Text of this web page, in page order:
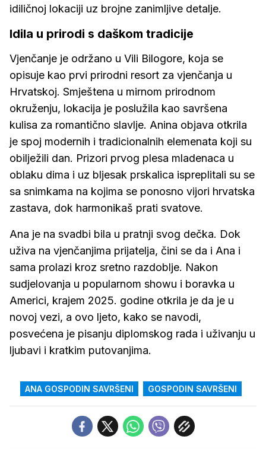
idiličnoj lokaciji uz brojne zanimljive detalje.
Idila u prirodi s daškom tradicije
Vjenčanje je održano u Vili Bilogore, koja se
opisuje kao prvi prirodni resort za vjenčanja u
Hrvatskoj. Smještena u mirnom prirodnom
okruženju, lokacija je poslužila kao savršena
kulisa za romantično slavlje. Anina objava otkrila
je spoj modernih i tradicionalnih elemenata koji su
obilježili dan. Prizori prvog plesa mladenaca u
oblaku dima i uz bljesak prskalica ispreplitali su se
sa snimkama na kojima se ponosno vijori hrvatska
zastava, dok harmonikaš prati svatove.
Ana je na svadbi bila u pratnji svog dečka. Dok
uživa na vjenčanjima prijatelja, čini se da i Ana i
sama prolazi kroz sretno razdoblje. Nakon
sudjelovanja u popularnom showu i boravka u
Americi, krajem 2025. godine otkrila je da je u
novoj vezi, a ovo ljeto, kako se navodi,
posvećena je pisanju diplomskog rada i uživanju u
ljubavi i kratkim putovanjima.
ANA GOSPODIN SAVRŠENI GOSPODIN SAVRŠENI